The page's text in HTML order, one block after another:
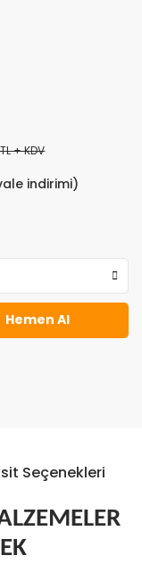
+ KDV
indirimi)
Hemen Al
Seçenekleri